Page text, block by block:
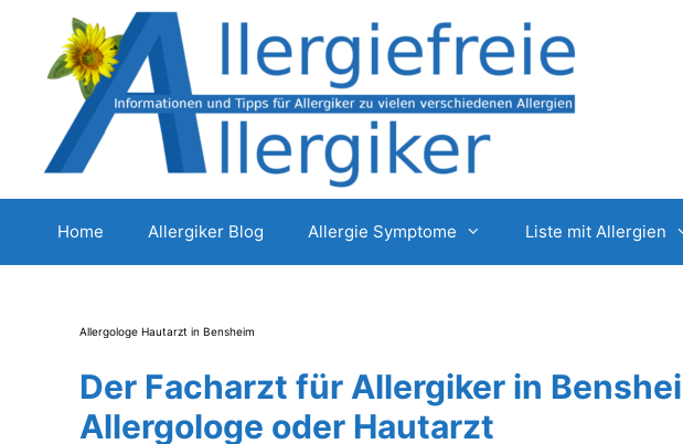
springen
Home Allergiker Blog Allergie Symptome Liste mit Allergien
Allergologe Hautarzt in Bensheim
Der Facharzt für Allergiker in
Allergologe oder Hautarzt